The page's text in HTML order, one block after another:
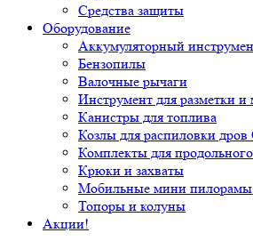
Средства защиты
Оборудование
Аккумуляторный
Бензопилы
Валочные рычаги
Инструмент для разметки и
Канистры для топлива
Козлы для распиловки дров
Комплекты для
Крюки и захваты
Мобильные мини пилорамы
Топоры и колуны
Акции!